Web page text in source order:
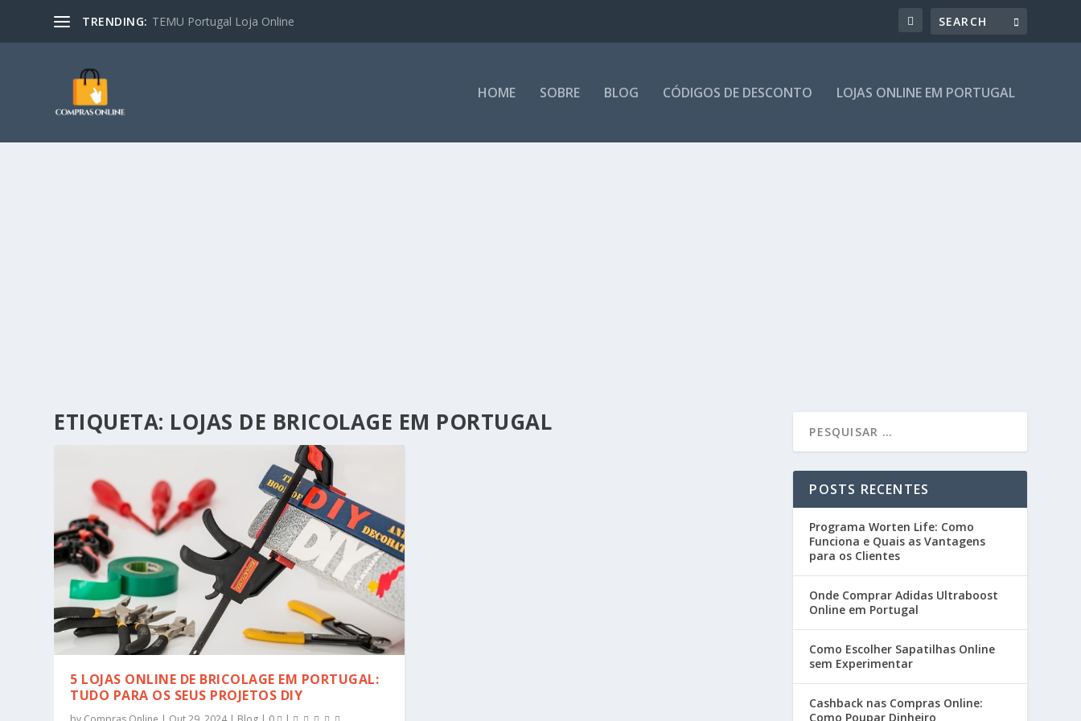
TRENDING: TEMU Portugal Loja Online
HOME SOBRE BLOG CÓDIGOS DE DESCONTO LOJAS ONLINE EM PORTUGAL
ETIQUETA: LOJAS DE BRICOLAGE EM PORTUGAL
5 LOJAS ONLINE DE BRICOLAGE EM PORTUGAL:
TUDO PARA OS SEUS PROJETOS DIY
POSTS RECENTES
Programa Worten Life: Como
Funciona e Quais as Vantagens
para os Clientes
Onde Comprar Adidas Ultraboost
Online em Portugal
Como Escolher Sapatilhas Online
sem Experimentar
Cashback nas Compras Online:
Como Poupar Dinheiro